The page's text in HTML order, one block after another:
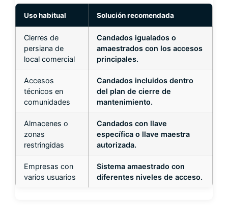
Uso habitual Solución recomendada
Cierres de
persiana de
local comercial
Candados igualados o
amaestrados con los accesos
principales.
Accesos
técnicos en
comunidades
Candados incluidos dentro
del plan de cierre de
mantenimiento.
Almacenes o
zonas
restringidas
Candados con llave
específica o llave maestra
autorizada.
Empresas con
varios usuarios
Sistema amaestrado con
diferentes niveles de acceso.